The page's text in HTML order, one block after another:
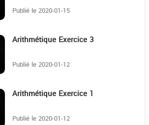
Publié le 2020-01-15
Arithmétique Exercice 3
Publié le 2020-01-12
Arithmétique Exercice 1
Publié le 2020-01-12